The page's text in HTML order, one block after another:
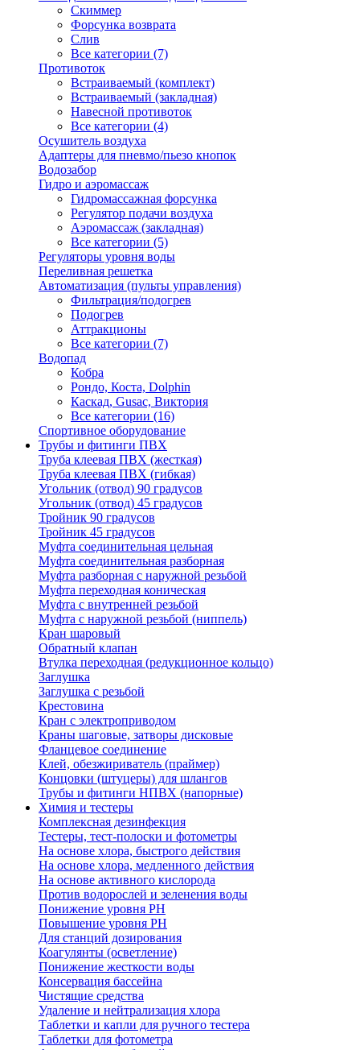
Скиммер
Форсунка возврата
Слив
Все категории (7)
Противоток
Встраиваемый (комплект)
Встраиваемый (закладная)
Навесной противоток
Все категории (4)
Осушитель воздуха
Адаптеры для пневмо/пьезо кнопок
Водозабор
Гидро и аэромассаж
Гидромассажная форсунка
Регулятор подачи воздуха
Аэромассаж (закладная)
Все категории (5)
Регуляторы уровня воды
Переливная решетка
Автоматизация (пульты управления)
Фильтрация/подогрев
Подогрев
Аттракционы
Все категории (7)
Водопад
Кобра
Рондо, Коста, Dolphin
Каскад, Gusac, Виктория
Все категории (16)
Спортивное оборудование
Трубы и фитинги ПВХ
Труба клеевая ПВХ (жесткая)
Труба клеевая ПВХ (гибкая)
Угольник (отвод) 90 градусов
Угольник (отвод) 45 градусов
Тройник 90 градусов
Тройник 45 градусов
Муфта соединительная цельная
Муфта соединительная разборная
Муфта разборная с наружной резьбой
Муфта переходная коническая
Муфта с внутренней резьбой
Муфта с наружной резьбой (ниппель)
Кран шаровый
Обратный клапан
Втулка переходная (редукционное кольцо)
Заглушка
Заглушка с резьбой
Крестовина
Кран с электроприводом
Краны шаговые, затворы дисковые
Фланцевое соединение
Клей, обезжириватель (праймер)
Концовки (штуцеры) для шлангов
Трубы и фитинги НПВХ (напорные)
Химия и тестеры
Комплексная дезинфекция
Тестеры, тест-полоски и фотометры
На основе хлора, быстрого действия
На основе хлора, медленного действия
На основе активного кислорода
Против водорослей и зеленения воды
Понижение уровня РН
Повышение уровня РН
Для станций дозирования
Коагулянты (осветление)
Понижение жесткости воды
Консервация бассейна
Чистящие средства
Удаление и нейтрализация хлора
Таблетки и капли для ручного тестера
Таблетки для фотометра